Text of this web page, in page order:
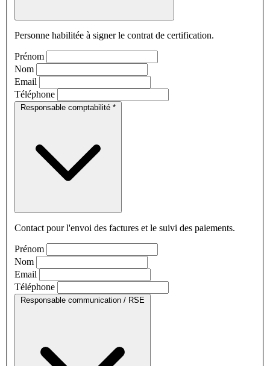
Personne habilitée à signer le contrat de certification.
Prénom
Nom
Email
Téléphone
Responsable comptabilité *
Contact pour l'envoi des factures et le suivi des paiements.
Prénom
Nom
Email
Téléphone
Responsable communication / RSE